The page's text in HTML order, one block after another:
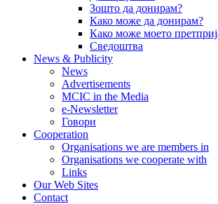
Зошто да донирам?
Како може да донирам?
Како може моето
Сведоштва
News & Publicity
News
Advertisements
MCIC in the Media
e-Newsletter
Говори
Cooperation
Organisations we are members in
Organisations we cooperate with
Links
Our Web Sites
Contact